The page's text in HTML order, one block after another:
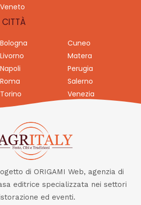
Veneto
CITTÀ
Bologna
Cuneo
Livorno
Matera
Napoli
Perugia
Roma
Salerno
Torino Venezia
di ORIGAMI Web, agenzia di
editrice specializzata nei settori
ed eventi.